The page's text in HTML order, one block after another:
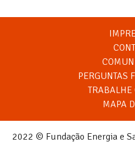
PERGUNTAS
TRABALHE
MAPA
2022 © Fundação Energia e